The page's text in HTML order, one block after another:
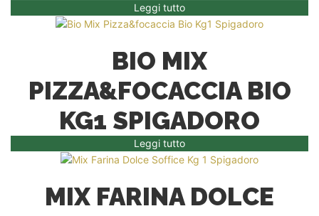
Leggi tutto
BIO MIX
PIZZA&FOCACCIA BIO
KG1 SPIGADORO
Leggi tutto
MIX FARINA DOLCE